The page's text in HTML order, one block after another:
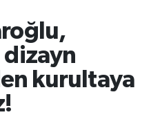
kurultaya
ve Fikstür